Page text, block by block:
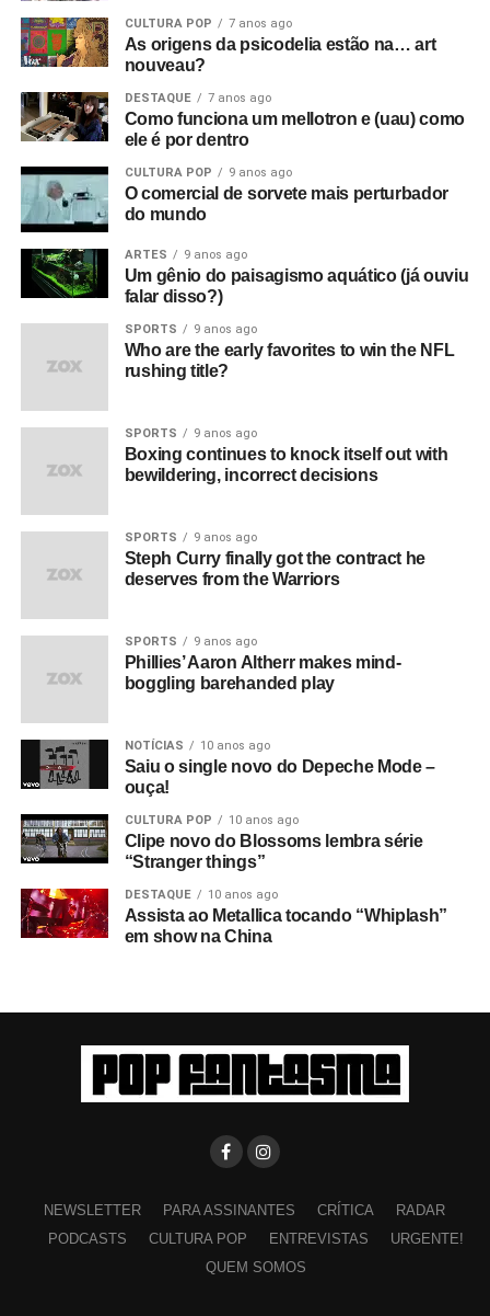
CULTURA POP 7 anos ago
As origens da psicodelia estão na… art
nouveau?
DESTAQUE 7 anos ago
Como funciona um mellotron e (uau) como
ele é por dentro
CULTURA POP 9 anos ago
O comercial de sorvete mais perturbador
do mundo
ARTES 9 anos ago
Um gênio do paisagismo aquático (já ouviu
falar disso?)
SPORTS 9 anos ago
Who are the early favorites to win the NFL
rushing title?
SPORTS 9 anos ago
Boxing continues to knock itself out with
bewildering, incorrect decisions
SPORTS 9 anos ago
Steph Curry finally got the contract he
deserves from the Warriors
SPORTS 9 anos ago
Phillies’ Aaron Altherr makes mind-
boggling barehanded play
NOTÍCIAS 10 anos ago
Saiu o single novo do Depeche Mode –
ouça!
CULTURA POP 10 anos ago
Clipe novo do Blossoms lembra série
“Stranger things”
DESTAQUE 10 anos ago
Assista ao Metallica tocando “Whiplash”
em show na China
NEWSLETTER PARA ASSINANTES CRÍTICA
RADAR
PODCASTS
CULTURA POP ENTREVISTAS
URGENTE!
QUEM SOMOS